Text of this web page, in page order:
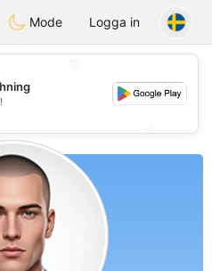
Dating
Mode Logga in